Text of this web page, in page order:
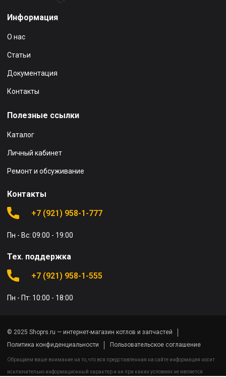
Информация
О нас
Статьи
Документация
Контакты
Полезные ссылки
Каталог
Личный кабинет
Ремонт и обсуживание
Контакты
+7 (921) 958-1-777
Пн - Вс: 09:00 - 19:00
Тех. поддержка
+7 (921) 958-1-555
Пн - Пт: 10:00 - 18:00
© 2025 Shoprs.ru — интернет-магазин котлов и запчастей
Политика конфиденциальности
Пользовательское соглашение
Обращаем ваше внимание на то, что вся представленная на сайте информация носит
исключительно информационный характер и ни при каких условиях не является